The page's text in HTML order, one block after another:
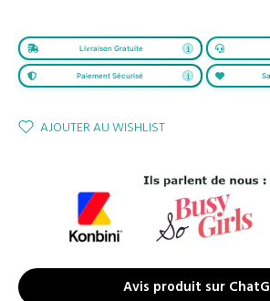
Livraison Gratuite
Paiement Sécurisé
AJOUTER AU WISHLIST
Avis produit sur